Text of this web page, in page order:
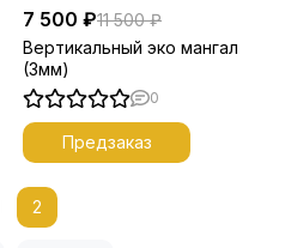
7 500 ₽11 500 ₽
Вертикальный эко мангал
(3мм)
0
Предзаказ
2